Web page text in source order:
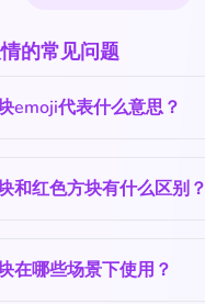
的常见问题
emoji代表什么意思？
和红色方块有什么区别？
在哪些场景下使用？